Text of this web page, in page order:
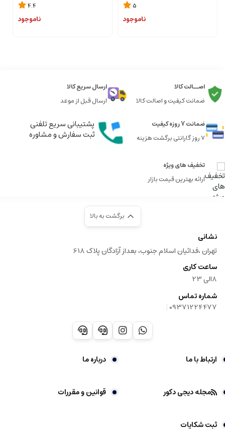
5
ناموجود
4.4
ناموجود
اصــالت کالا
ضمانت کیفیت و اصالت کالا
ارسال سریع کالا
ارسال قبل از موعد
ضمانت 7 روزه کیفیت
7 روز گارانتی برگشت هزینه
پشتیبانی سریع تلفنی
ثبت سفارش و مشاوره
تخفیف های ویژه
ارائه بهترین قیمت بازار
برگشت به بالا
نشانی
تهران ،فدائیان اسلام جنوب، بعداز آزادگان پلاک 618
ساعت کاری
8الی 23
شماره تماس
09371224477
|
ارتباط با ما درباره ما
مجله دیجی دکور قوانین و مقررات
ثبت شکایات